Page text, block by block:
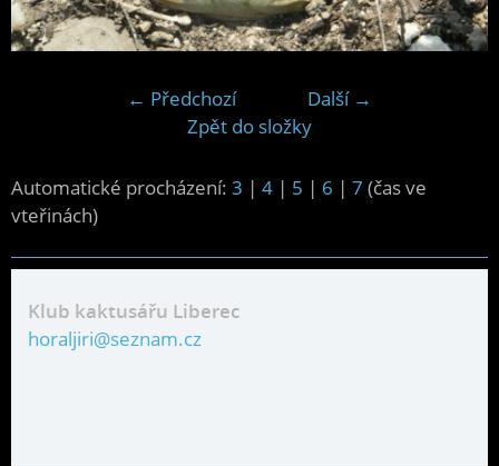
← Předchozí
Další →
Zpět do složky
Automatické procházení: 3 | 4 | 5 | 6 | 7 (čas ve
vteřinách)
Klub kaktusářu Liberec
horaljiri@seznam.cz